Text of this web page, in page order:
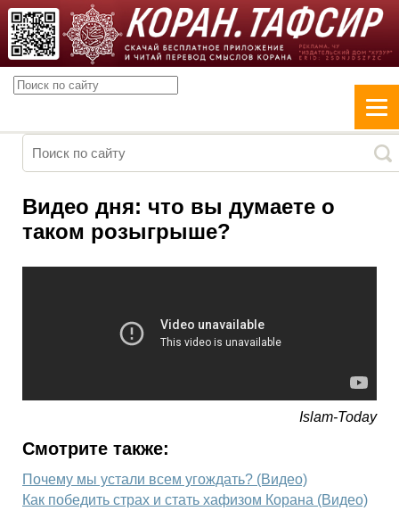
Видео дня: что вы думаете о
таком розыгрыше?
Islam-Today
Смотрите также:
Почему мы устали всем угождать? (Видео)
Как победить страх и стать хафизом Корана (Видео)